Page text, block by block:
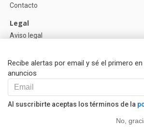
Recibe alertas por email y sé el primero
anuncios
Al suscribirte aceptas los términos de la
No,
Filtros
Contacto
Legal
Aviso legal
Política de Cookies
Ayuda
Preguntas
Nuestros Partners